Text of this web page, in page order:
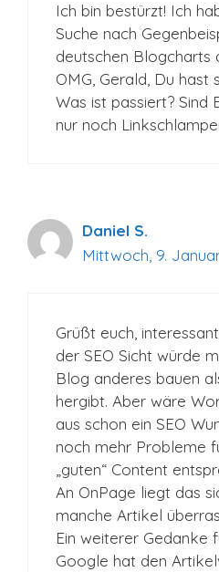
Ich bin bestürzt! Ich
Suche nach
deutschen Blogcharts
OMG, Gerald, Du hast
Was ist passiert? Sind
nur noch
Daniel S.
Mittwoch, 9.
Grüßt euch,
der SEO Sicht würde
Blog anderes bauen
hergibt. Aber wäre
aus schon ein SEO
noch mehr Probleme
„guten“ Content
An OnPage liegt das
manche Artikel
Ein weiterer Gedanke
Google hat den